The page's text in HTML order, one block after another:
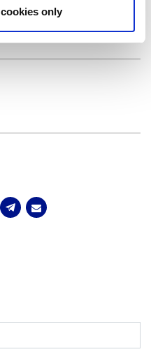
only
de Libre Comercio estaba